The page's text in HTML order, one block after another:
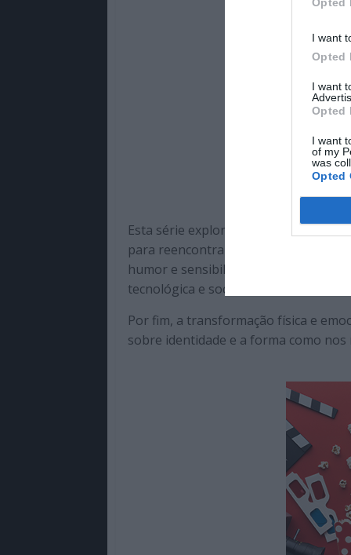
I want
Opted
I want
Opted
I want
of my
was
Opted
Esta série explora, assim, o
para reencontrar o amor. O
humor e sensibilidade, sem
tecnológica e social.
Por fim, a transformação física e
sobre identidade e a forma como nos